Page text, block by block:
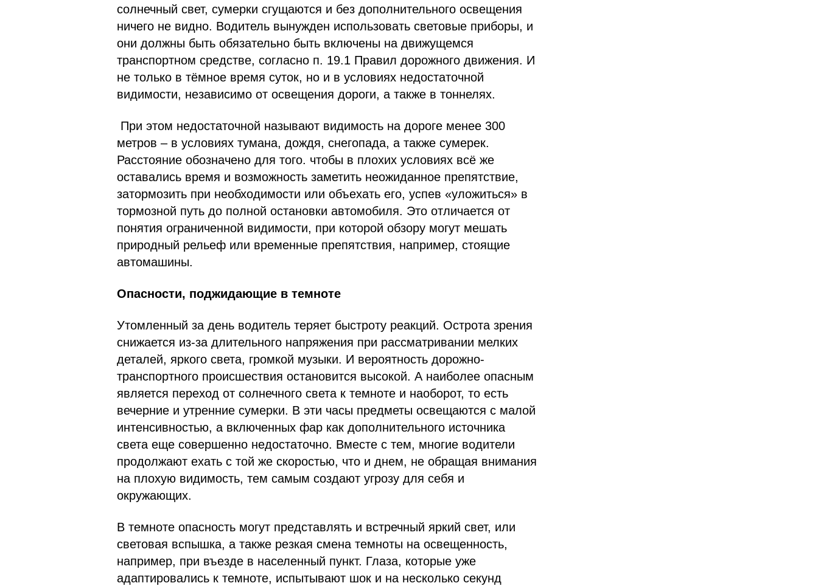
солнечный свет, сумерки сгущаются и без дополнительного освещения
ничего не видно. Водитель вынужден использовать световые приборы, и
они должны быть обязательно быть включены на движущемся
транспортном средстве, согласно п. 19.1 Правил дорожного движения. И
не только в тёмное время суток, но и в условиях недостаточной
видимости, независимо от освещения дороги, а также в тоннелях.
При этом недостаточной называют видимость на дороге менее 300
метров – в условиях тумана, дождя, снегопада, а также сумерек.
Расстояние обозначено для того. чтобы в плохих условиях всё же
оставались время и возможность заметить неожиданное препятствие,
затормозить при необходимости или объехать его, успев «уложиться» в
тормозной путь до полной остановки автомобиля. Это отличается от
понятия ограниченной видимости, при которой обзору могут мешать
природный рельеф или временные препятствия, например, стоящие
автомашины.
Опасности, поджидающие в темноте
Утомленный за день водитель теряет быстроту реакций. Острота зрения
снижается из-за длительного напряжения при рассматривании мелких
деталей, яркого света, громкой музыки. И вероятность дорожно-
транспортного происшествия остановится высокой. А наиболее опасным
является переход от солнечного света к темноте и наоборот, то есть
вечерние и утренние сумерки. В эти часы предметы освещаются с малой
интенсивностью, а включенных фар как дополнительного источника
света еще совершенно недостаточно. Вместе с тем, многие водители
продолжают ехать с той же скоростью, что и днем, не обращая внимания
на плохую видимость, тем самым создают угрозу для себя и
окружающих.
В темноте опасность могут представлять и встречный яркий свет, или
световая вспышка, а также резкая смена темноты на освещенность,
например, при въезде в населенный пункт. Глаза, которые уже
адаптировались к темноте, испытывают шок и на несколько секунд